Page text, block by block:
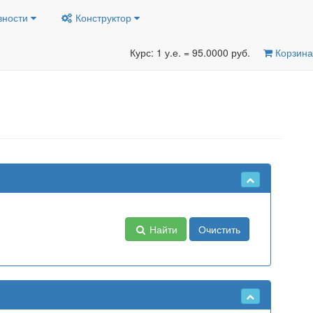
Конструктор
Курс: 1 у.е. = 95.0000 руб. Корзина
Найти Очистить